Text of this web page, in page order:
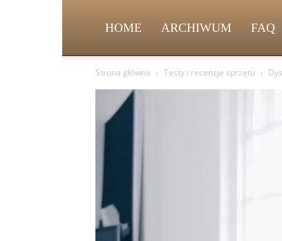
HOME ARCHIWUM FAQ
Strona główna Testy i recenzje sprzętu